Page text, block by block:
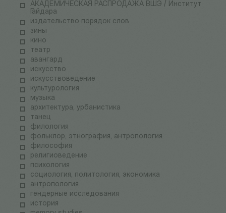
АКАДЕМИЧЕСКАЯ РАСПРОДАЖА ВШЭ / Институт
Гайдара
издательство порядок слов
зины
кино
театр
авангард
искусство
искусствоведение
культурология
музыка
архитектура, урбанистика
танец
филология
фольклор, этнография, антропология
философия
религиоведение
психология
социология, политология, экономика
антропология
гендерные исследования
история